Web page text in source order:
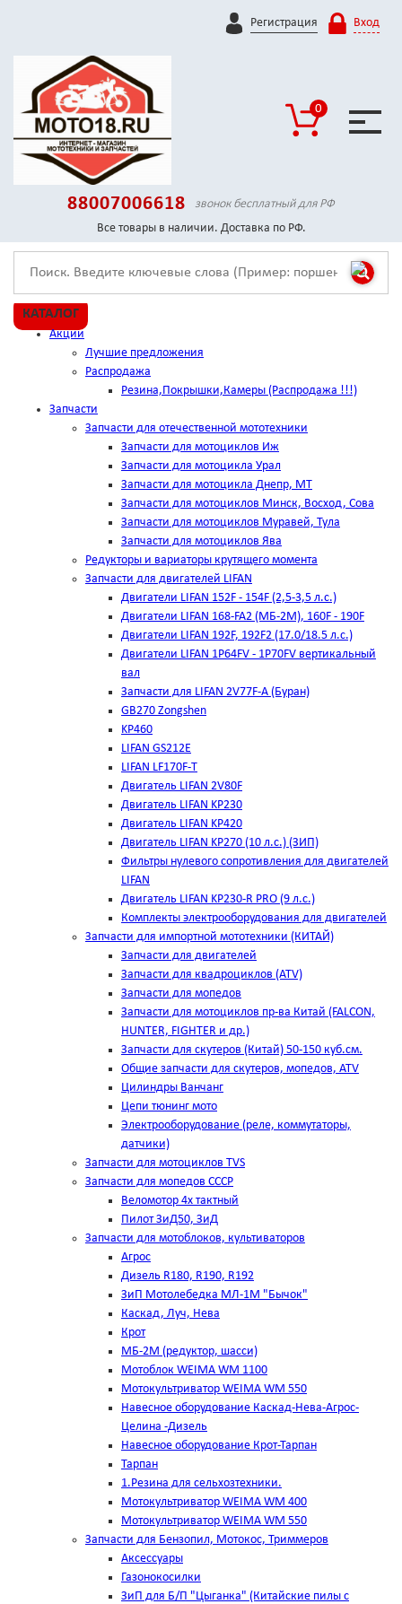
Регистрация Вход
0
88007006618
звонок бесплатный для РФ
Все товары в наличии. Доставка по РФ.
КАТАЛОГ
Акции
Лучшие предложения
Распродажа
Резина,Покрышки,Камеры (Распродажа !!!)
Запчасти
Запчасти для отечественной мототехники
Запчасти для мотоциклов Иж
Запчасти для мотоцикла Урал
Запчасти для мотоцикла Днепр, МТ
Запчасти для мотоциклов Минск, Восход, Сова
Запчасти для мотоциклов Муравей, Тула
Запчасти для мотоциклов Ява
Редукторы и вариаторы крутящего момента
Запчасти для двигателей LIFAN
Двигатели LIFAN 152F - 154F (2,5-3,5 л.с.)
Двигатели LIFAN 168-FA2 (МБ-2М), 160F - 190F
Двигатели LIFAN 192F, 192F2 (17.0/18.5 л.с.)
Двигатели LIFAN 1Р64FV - 1Р70FV вертикальный
вал
Запчасти для LIFAN 2V77F-A (Буран)
GB270 Zongshen
KP460
LIFAN GS212E
LIFAN LF170F-T
Двигатель LIFAN 2V80F
Двигатель LIFAN KP230
Двигатель LIFAN KP420
Двигатель LIFAN KP270 (10 л.с.) (ЗИП)
Фильтры нулевого сопротивления для двигателей
LIFAN
Двигатель LIFAN KP230-R PRO (9 л.с.)
Комплекты электрооборудования для двигателей
Запчасти для импортной мототехники (КИТАЙ)
Запчасти для двигателей
Запчасти для квадроциклов (ATV)
Запчасти для мопедов
Запчасти для мотоциклов пр-ва Китай (FALCON,
HUNTER, FIGHTER и др.)
Запчасти для скутеров (Китай) 50-150 куб.см.
Общие запчасти для скутеров, мопедов, ATV
Цилиндры Ванчанг
Цепи тюнинг мото
Электрооборудование (реле, коммутаторы,
датчики)
Запчасти для мотоциклов TVS
Запчасти для мопедов СССР
Веломотор 4х тактный
Пилот ЗиД50, ЗиД
Запчасти для мотоблоков, культиваторов
Агрос
Дизель R180, R190, R192
ЗиП Мотолебедка МЛ-1М "Бычок"
Каскад, Луч, Нева
Крот
МБ-2М (редуктор, шасси)
Мотоблок WEIMA WM 1100
Мотокультриватор WEIMA WM 550
Навесное оборудование Каскад-Нева-Агрос-
Целина -Дизель
Навесное оборудование Крот-Тарпан
Тарпан
1.Резина для сельхозтехники.
Мотокультриватор WEIMA WM 400
Мотокультриватор WEIMA WM 550
Запчасти для Бензопил, Мотокос, Триммеров
Аксессуары
Газонокосилки
ЗиП для Б/П "Цыганка" (Китайские пилы с